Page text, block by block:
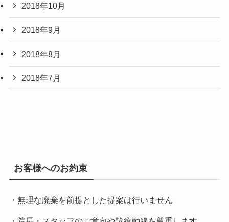
2018年10月
2018年9月
2018年8月
2018年7月
お客様へのお約束
・無理な廃棄を前提とした提案は行いません